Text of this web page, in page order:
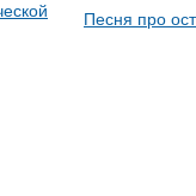
Песня про